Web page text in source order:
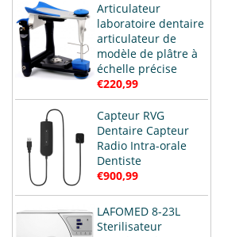
Articulateur
laboratoire dentaire
articulateur de
modèle de plâtre à
échelle précise
€220,99
Capteur RVG
Dentaire Capteur
Radio Intra-orale
Dentiste
€900,99
LAFOMED 8-23L
Sterilisateur